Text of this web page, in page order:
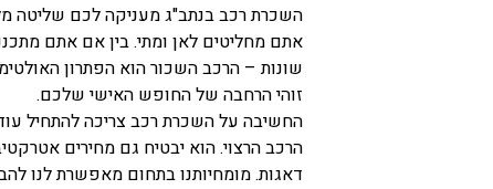
השכרת רכב בנתב"ג מעניקה לכם שליטה
אתם מחליטים לאן ומתי. בין אם אתם
שונות – הרכב השכור הוא הפתרון
זוהי הרחבה של החופש האישי שלכם.
החשיבה על השכרת רכב צריכה להתחיל
הרכב הרצוי. הוא יבטיח גם מחירים
דאגות. מומחיותנו בתחום מאפשרת לנו